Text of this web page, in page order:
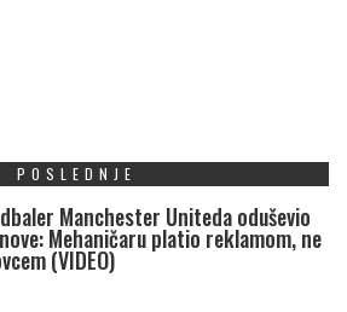
POSLEDNJE
Manchester Uniteda oduševio
Mehaničaru platio reklamom, ne
(VIDEO)